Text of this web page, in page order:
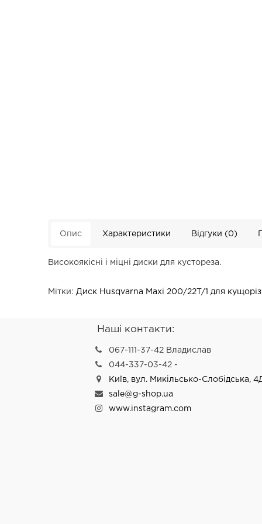
Опис Характеристики Відгуки (0)
Високоякісні і міцні диски для кустореза.
Мітки: Диск Husqvarna Maxi 200/22T/1 для
Наші контакти:
067-111-37-42 Владислав
044-337-03-42 -
Київ, вул. Микільсько-
sale@g-shop.ua
www.instagram.com